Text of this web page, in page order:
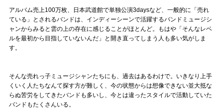
#男性シンガー #HR/HM #女性シンガー
#ヒップホップ #男性シンガーグループ #R&B/ソウル
プレスリリース一覧
会社概要
お問い合わせ
ログイン
アルバム売上100万枚、日本武道館で単独公演3daysなど、一般的に「売れ
ている」とされるバンドは、インディーシーンで活躍するバンドミュージシ
ャンからみると雲の上の存在に感じることがほとんど。もはや「そんなレベ
ルを最初から目指していないんだ」と開き直ってしまう人も多い気がしま
す。
そんな売れっ子ミュージシャンたちにも、過去はあるわけで。いきなり上手
くいく人たちなんて探す方が難しく、今の状態からは想像できない並大抵な
らぬ苦労をしてきたバンドも多いし、今とは違ったスタイルで活動していた
バンドもたくさんいる。